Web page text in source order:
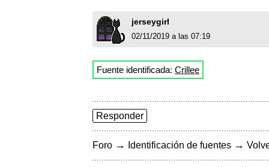
jerseygirl
02/11/2019 a las 07:19
Fuente identificada: Crillee
Responder
Foro → Identificación de fuentes →